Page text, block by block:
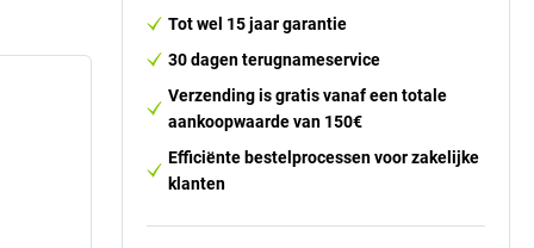
Tot wel 15 jaar garantie
30 dagen terugnameservice
Verzending is gratis vanaf een totale
aankoopwaarde van 150€
Efficiënte bestelprocessen voor zakelijke
klanten